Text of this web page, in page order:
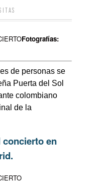
Fotografías:
de personas se
Puerta del Sol
colombiano
de la
concierto en